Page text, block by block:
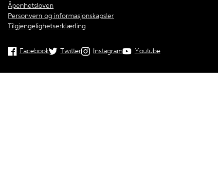
Åpenhetsloven
Personvern og informasjonskapsler
Tilgjengelighetserklærling
Facebook Twitter Instagram Youtube